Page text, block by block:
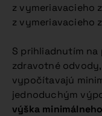
z vymeriavacieho
z vymeriavacieho
S prihliadnutím na
zdravotné
vypočítavajú
jednoduchým
výška